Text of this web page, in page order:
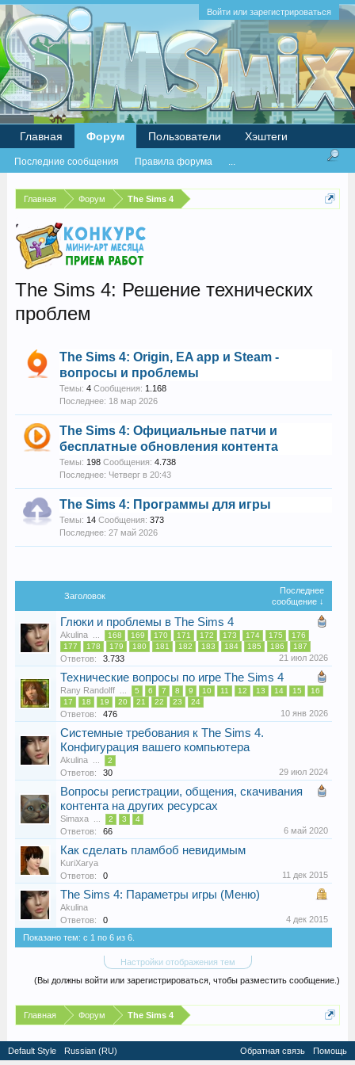
Войти или зарегистрироваться
Главная Форум The Sims 4
The Sims 4: Решение технических
проблем
The Sims 4: Origin, EA app и Steam -
вопросы и проблемы
Темы: 4 Сообщения: 1.168
18 мар 2026
The Sims 4: Официальные патчи и
бесплатные обновления контента
Темы: 198 Сообщения: 4.738
Четверг в 20:43
The Sims 4: Программы для игры
Темы: 14 Сообщения: 373
27 май 2026
Заголовок
Последнее
сообщение ↓
Глюки и проблемы в The Sims 4
Akulina 168 169 170 171 172 173 174 175
176
177
178 179 180 181 182 183 184 185 186 187
Ответов: 3.733 21 июл 2026
Технические вопросы по игре The Sims 4
Rany Randolff 5 6 7 8 9 10 11 12 13 14 15
16
17
18 19 20 21 22 23 24
Ответов: 476 10 янв 2026
Системные требования к The Sims 4.
Конфигурация вашего компьютера
Akulina 2
Ответов: 30 29 июл 2024
Вопросы регистрации, общения, скачивания
контента на других ресурсах
Simaxa 2 3 4
Ответов: 66 6 май 2020
Как сделать пламбоб невидимым
KuriXarya
Ответов:
0 11 дек 2015
The Sims 4: Параметры игры (Меню)
Akulina
Ответов:
0
4 дек 2015
Показано тем: с 1 по 6 из 6.
Настройки отображения тем
(Вы должны войти или зарегистрироваться, чтобы разместить сообщение.)
Главная Форум The Sims 4
Главная Форум
Последние сообщения Правила форума ...
Пользователи Хэштеги
Default Style Russian (RU) Обратная связь
Помощь